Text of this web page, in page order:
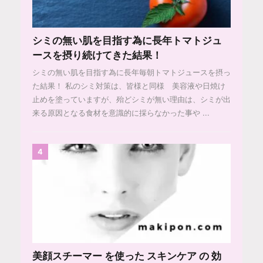
シミの無い肌を目指す為に長年トマトジュ
ースを摂り続けてきた結果！
シミの無い肌を目指す為に長年毎朝トマトジュースを摂っ
た結果！ 私のシミ対策は、皆様と同様 美容液や日焼け
止めを塗っていますが、殆どシミが無い理由は、シミが出
来る原因となる食材を意識的に採らなかった事や ...
4
美顔スチーマー を使った スキンケア の 効